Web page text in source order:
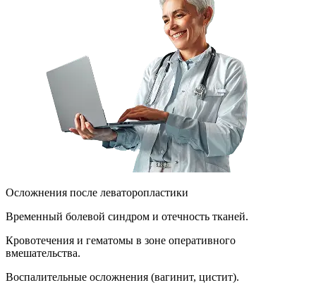
Осложнения после леваторопластики
Временный болевой синдром и отечность тканей.
Кровотечения и гематомы в зоне оперативного
вмешательства.
Воспалительные осложнения (вагинит, цистит).